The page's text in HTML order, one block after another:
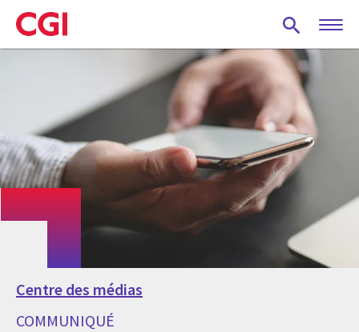
Skip
to
main
Centre des médias
COMMUNIQUÉ